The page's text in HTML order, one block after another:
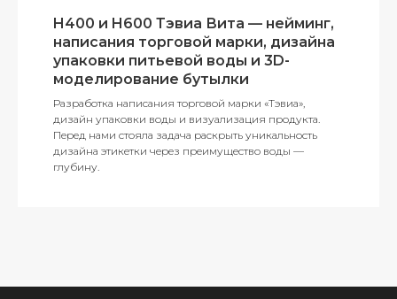
H400 и H600 Тэвиа Вита — нейминг,
написания торговой марки, дизайна
упаковки питьевой воды и 3D-
моделирование бутылки
Разработка написания торговой марки «Тэвиа»,
дизайн упаковки воды и визуализация продукта.
Перед нами стояла задача раскрыть уникальность
дизайна этикетки через преимущество воды —
глубину.